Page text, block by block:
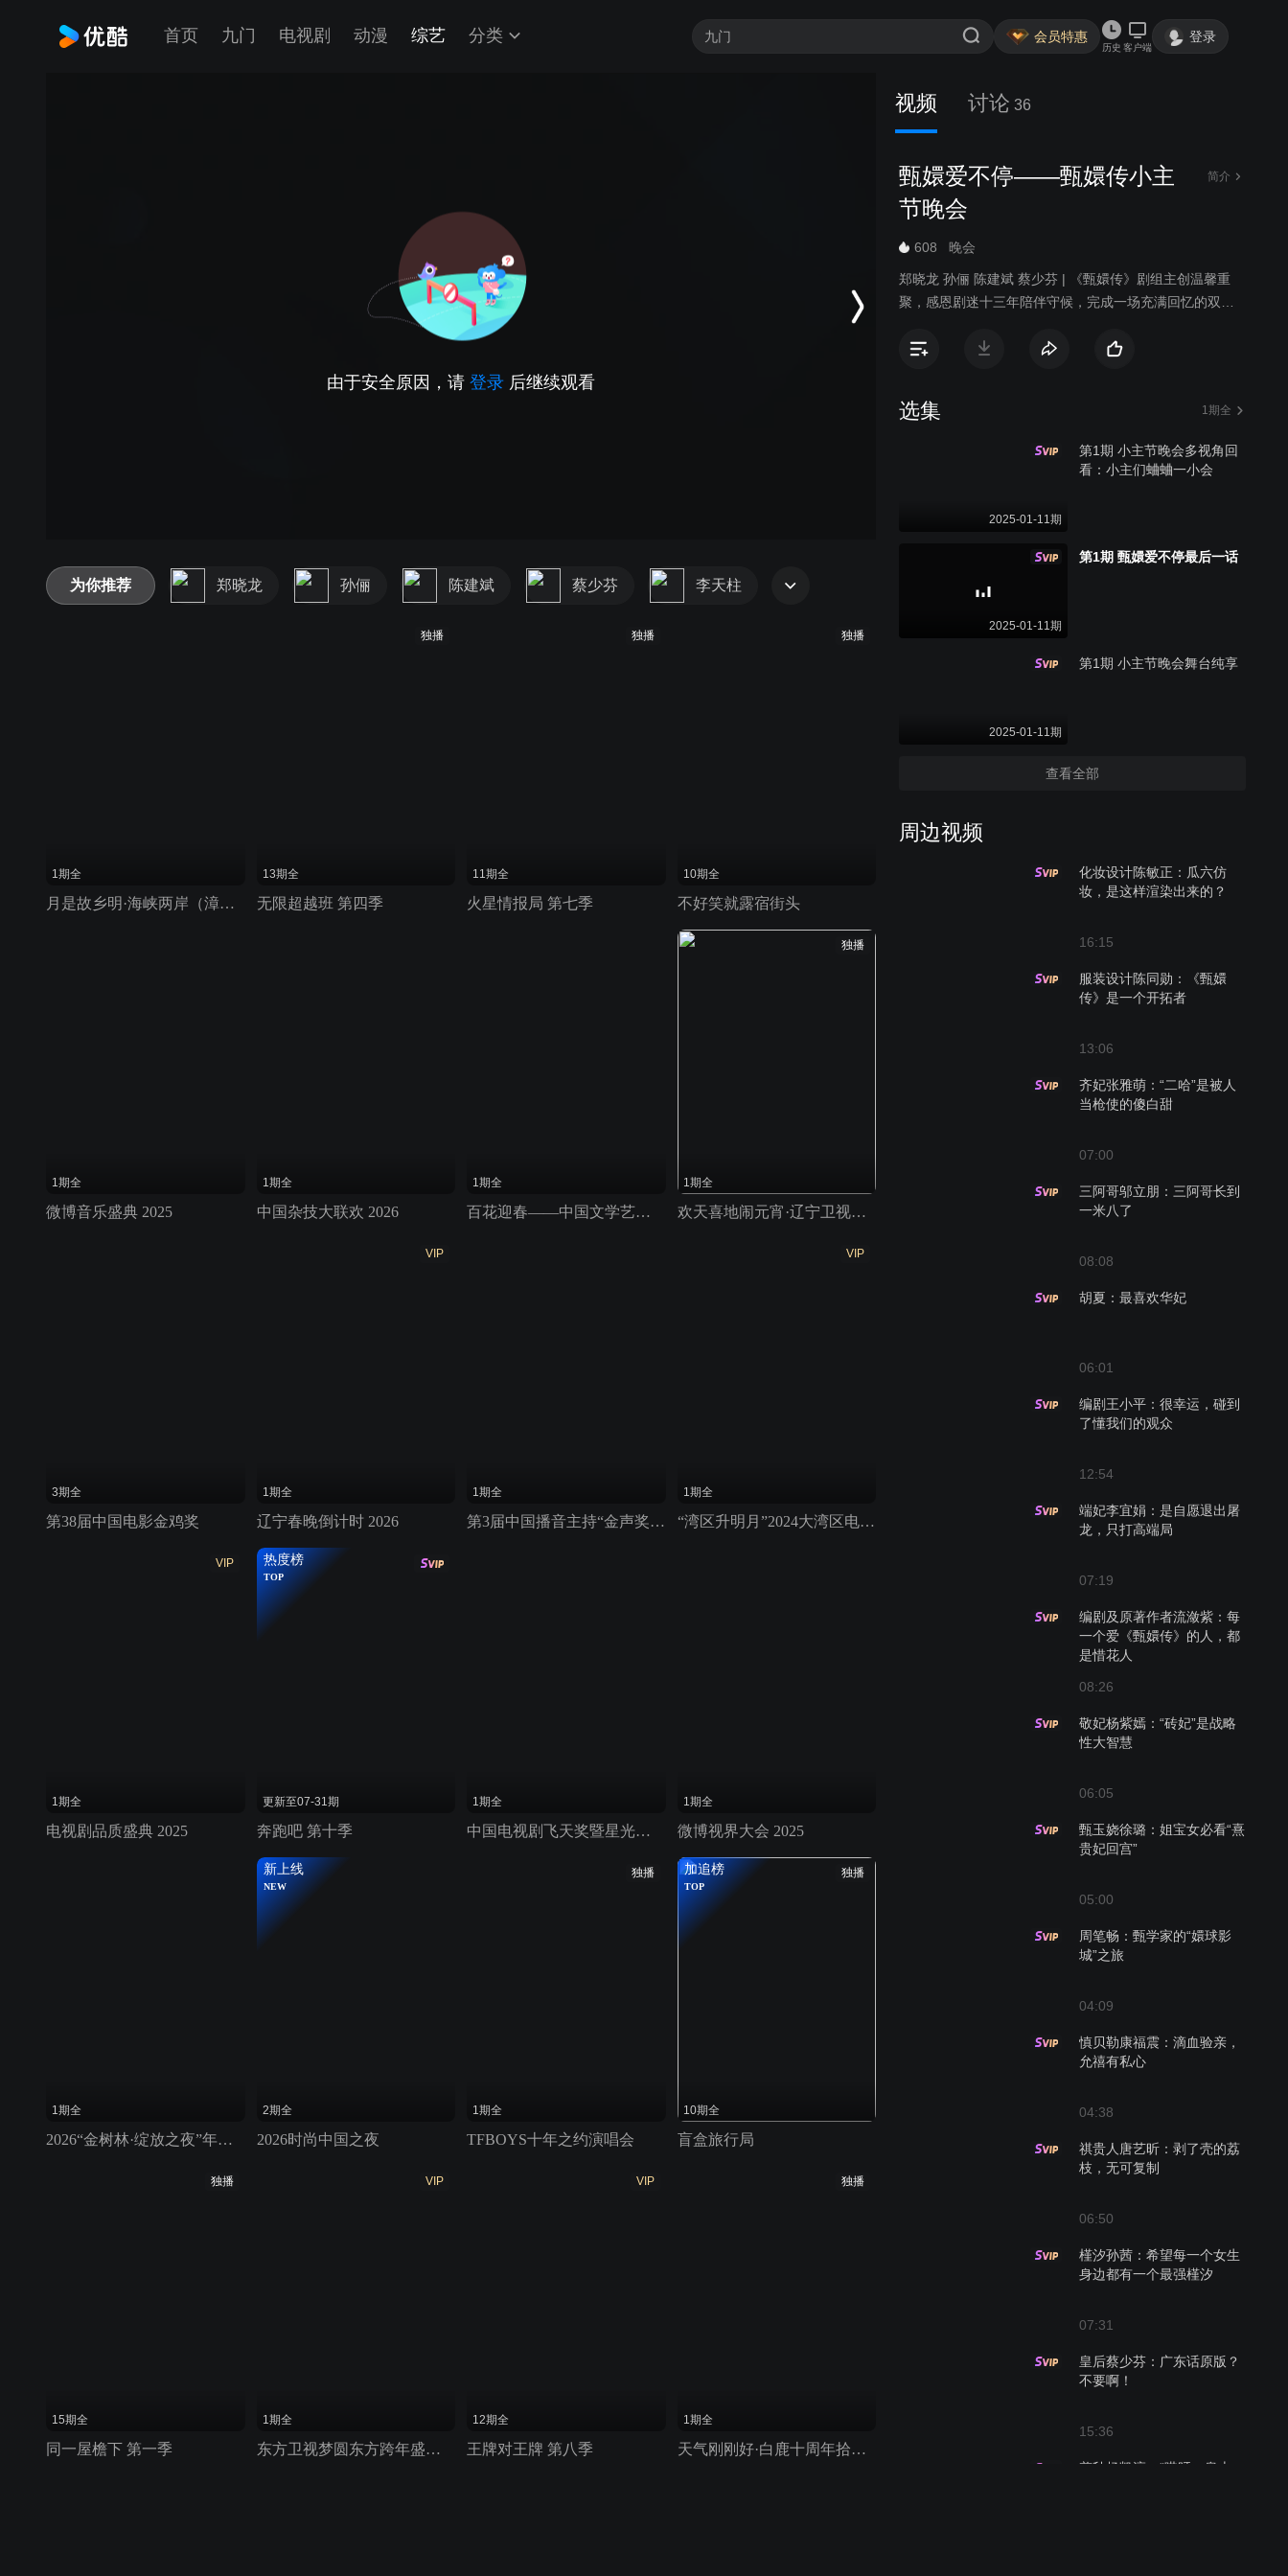
首页 九门 电视剧 动漫 综艺 分类 会员特惠
历史 客户端
登录
由于安全原因，请 登录 后继续观看
视频 讨论 36
甄嬛爱不停——甄嬛传小主
节晚会
简介
608 晚会
郑晓龙 孙俪 陈建斌 蔡少芬 | 《甄嬛传》剧组主创温馨重
聚，感恩剧迷十三年陪伴守候，完成一场充满回忆的双向
选集 1期全
2025-01-11期
第1期 小主节晚会多视角回
看：小主们蛐蛐一小会
2025-01-11期
第1期 甄嬛爱不停最后一话
2025-01-11期
第1期 小主节晚会舞台纯享
查看全部
周边视频
化妆设计陈敏正：瓜六仿
妆，是这样渲染出来的？
16:15
服装设计陈同勋：《甄嬛
传》是一个开拓者
13:06
齐妃张雅萌：“二哈”是被人
当枪使的傻白甜
07:00
三阿哥邬立朋：三阿哥长到
一米八了
08:08
胡夏：最喜欢华妃
06:01
编剧王小平：很幸运，碰到
了懂我们的观众
12:54
端妃李宜娟：是自愿退出屠
龙，只打高端局
07:19
编剧及原著作者‌流潋紫：每
一个爱《甄嬛传》的人，都
是惜花人
08:26
敬妃杨紫嫣：“砖妃”是战略
性大智慧
06:05
甄玉娆徐璐：姐宝女必看“熹
贵妃回宫”
05:00
周笔畅：甄学家的“嬛球影
城”之旅
04:09
慎贝勒康福震：滴血验亲，
允禧有私心
04:38
祺贵人唐艺昕：剥了壳的荔
枝，无可复制
06:50
槿汐孙茜：希望每一个女生
身边都有一个最强槿汐
07:31
皇后蔡少芬：广东话原版？
不要啊！
15:36
剪秋杨凯淳：“哎呀，皇上，
为你推荐 郑晓龙 孙俪 陈建斌 蔡少芬 李天柱
1期全
月是故乡明·海峡两岸（漳州）中秋晚会 2025
独播
13期全
无限超越班 第四季
独播
11期全
火星情报局 第七季
独播
10期全
不好笑就露宿街头
1期全
微博音乐盛典 2025
1期全
中国杂技大联欢 2026
1期全
百花迎春——中国文学艺术界2026春节大联欢
独播
1期全
欢天喜地闹元宵·辽宁卫视元宵喜乐会 2024
3期全
第38届中国电影金鸡奖
VIP
1期全
辽宁春晚倒计时 2026
1期全
第3届中国播音主持“金声奖”颁奖典礼
VIP
1期全
“湾区升明月”2024大湾区电影音乐晚会
VIP
1期全
电视剧品质盛典 2025
热度榜
TOP
更新至07-31期
奔跑吧 第十季
1期全
中国电视剧飞天奖暨星光奖 2024
1期全
微博视界大会 2025
1期全
2026“金树林·绽放之夜”年度盛典
新上线
NEW
2期全
2026时尚中国之夜
独播
1期全
TFBOYS十年之约演唱会
独播
加追榜
TOP
10期全
盲盒旅行局
独播
15期全
同一屋檐下 第一季
VIP
1期全
东方卫视梦圆东方跨年盛典 2026
VIP
12期全
王牌对王牌 第八季
独播
1期全
天气刚刚好·白鹿十周年拾光音乐会